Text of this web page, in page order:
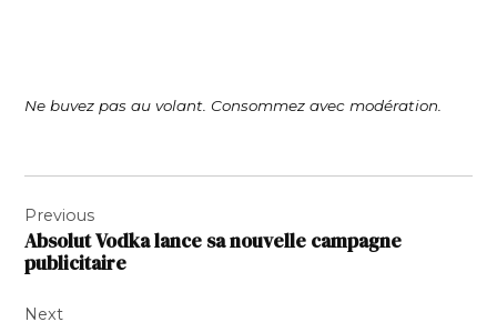
Ne buvez pas au volant. Consommez avec modération.
de
l’article
Previous
Absolut Vodka lance sa nouvelle campagne
publicitaire
Next